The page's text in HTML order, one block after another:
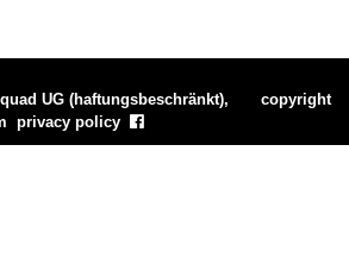
copyright
UG (haftungsbeschränkt),
privacy policy